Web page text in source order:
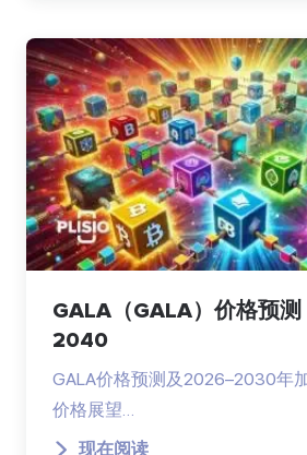
GALA（GALA）价格预
2040
GALA价格预测及2026–2030年
价格展望…
现在阅读